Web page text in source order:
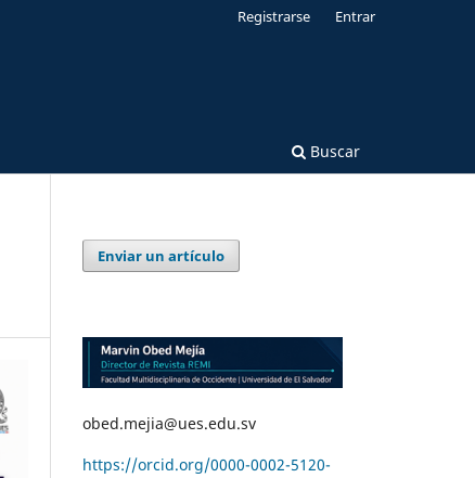
Buscar
Registrarse Entrar
Enviar un artículo
obed.mejia@ues.edu.sv
https://orcid.org/0000-0002-5120-